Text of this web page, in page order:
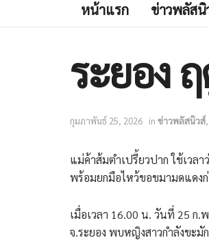
หน้าแรก ข่าวพลัสนิ
ระยอง
กุมภาพันธ์ 25, 2026 in ข่าวพลัสนิวส์,
แม่ค้าส้มตำเปรี้ยวปาก ใช้เวล
พร้อมยกมือไหว้ขอขมามดแดง
เมื่อเวลา 16.00 น. วันที่ 25 ก
จ.ระยอง พบหญิงสาวกำลังขะ